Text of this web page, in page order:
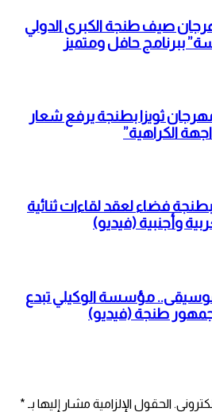
صيف طنجة الكبرى الدولي
ببرنامج حافل ومتميز
ثويزا بطنجة يرفع شعار
الكراهية”
فضاء لعقد لقاءات ثنائية
وأجنبية (فيديو)
مؤسسة الوكيلي تبدع
جمهور طنجة (فيديو)
الحقول الإلزامية مشار إليها بـ *